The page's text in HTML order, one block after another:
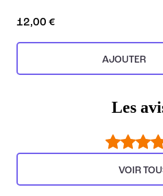
12,00 €
AJOUTER
Les
VOIR